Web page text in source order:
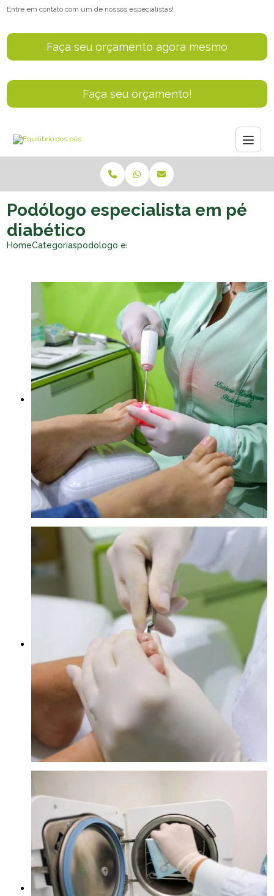
Entre em contato com um de nossos especialistas!
Faça seu orçamento agora mesmo
Faça seu orçamento!
HomeCategoriaspodologo especialista pe diabetico
Podólogo especialista em pé
diabético